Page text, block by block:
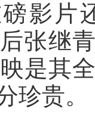
影片
张继
是其
珍贵。